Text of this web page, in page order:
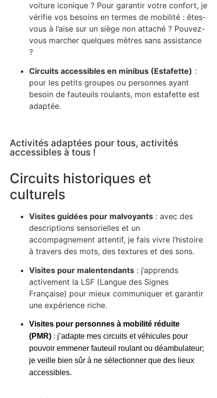
voiture iconique ? Pour garantir votre confort, je
vérifie vos besoins en termes de mobilité : êtes-
vous à l’aise sur un siège non attaché ? Pouvez-
vous marcher quelques mètres sans assistance
?
Circuits accessibles en minibus (Estafette) :
pour les petits groupes ou personnes ayant
besoin de fauteuils roulants, mon estafette est
adaptée.
Activités adaptées pour tous, activités
accessibles à tous !
Circuits historiques et
culturels
Visites guidées pour malvoyants : avec des
descriptions sensorielles et un
accompagnement attentif, je fais vivre l’histoire
à travers des mots, des textures et des sons.
Visites pour malentendants : j’apprends
activement la LSF (Langue des Signes
Française) pour mieux communiquer et garantir
une expérience riche.
Visites pour personnes à mobilité réduite
(PMR) : j’adapte mes circuits et véhicules pour
pouvoir emmener fauteuil roulant ou déambulateur;
je veille bien sûr à ne sélectionner que des lieux
accessibles.